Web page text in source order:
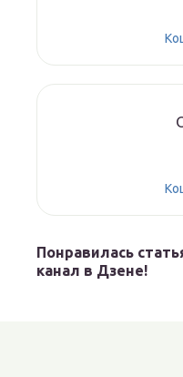
Понравилась
канал в Дзене!